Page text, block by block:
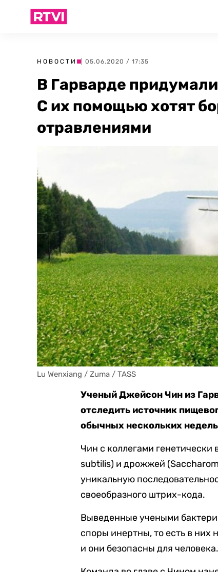
НОВОСТИ | 05.06.2020 / 17:35
В Гарварде
С их помощью хотят
отравлениями
Lu Wenxiang / Zuma / TASS
Ученый Джейсон Чин из
отследить источник
обычных нескольких
Чин с коллегами
subtilis) и дрожжей
уникальную
своеобразного штрих-кода.
Выведенные учеными
споры инертны, то есть в них
и они безопасны для человека.